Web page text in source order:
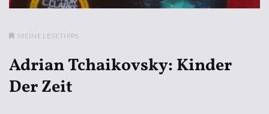
MEINE LESETIPPS
Adrian Tchaikovsky: Kinder
Der Zeit